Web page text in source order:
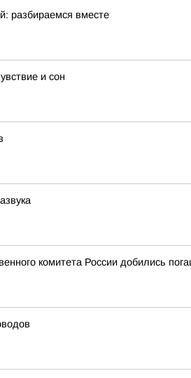
разбираемся вместе
и сон
комитета России добились